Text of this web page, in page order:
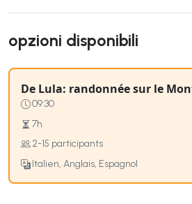
opzioni disponibili
De Lula: randonnée sur le
09:30
7h
2-15 participants
Italien, Anglais, Espagnol